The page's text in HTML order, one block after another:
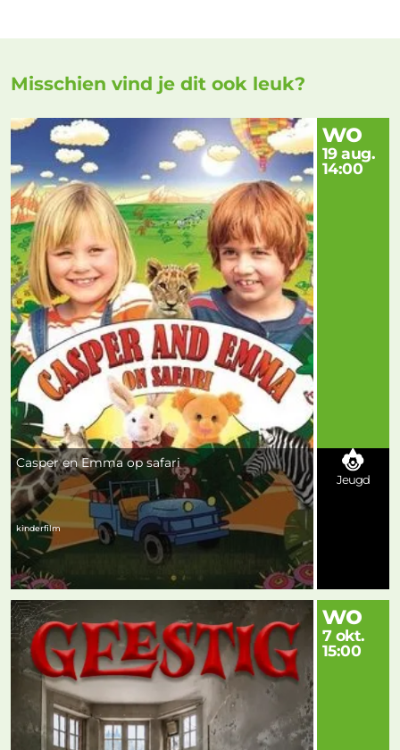
Misschien vind je dit ook leuk?
Casper en Emma op safari
kinderfilm
wo
19 aug.
14:00
Jeugd
wo
7 okt.
15:00